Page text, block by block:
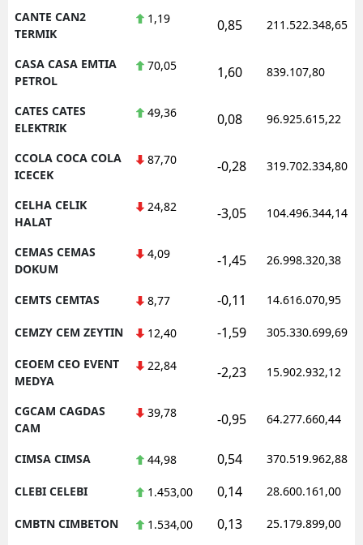
CANTE CAN2
TERMIK
1,19 0,85 211.522.348,65
CASA CASA EMTIA
PETROL
70,05 1,60 839.107,80
CATES CATES
ELEKTRIK
49,36 0,08 96.925.615,22
CCOLA COCA COLA
ICECEK
87,70 -0,28 319.702.334,80
CELHA CELIK
HALAT
24,82 -3,05 104.496.344,14
CEMAS CEMAS
DOKUM
4,09 -1,45 26.998.320,38
CEMTS CEMTAS 8,77 -0,11 14.616.070,95
CEMZY CEM ZEYTIN 12,40 -1,59 305.330.699,69
CEOEM CEO EVENT
MEDYA
22,84 -2,23 15.902.932,12
CGCAM CAGDAS
CAM
39,78 -0,95 64.277.660,44
CIMSA CIMSA 44,98 0,54 370.519.962,88
CLEBI CELEBI 1.453,00 0,14 28.600.161,00
CMBTN CIMBETON 1.534,00 0,13 25.179.899,00